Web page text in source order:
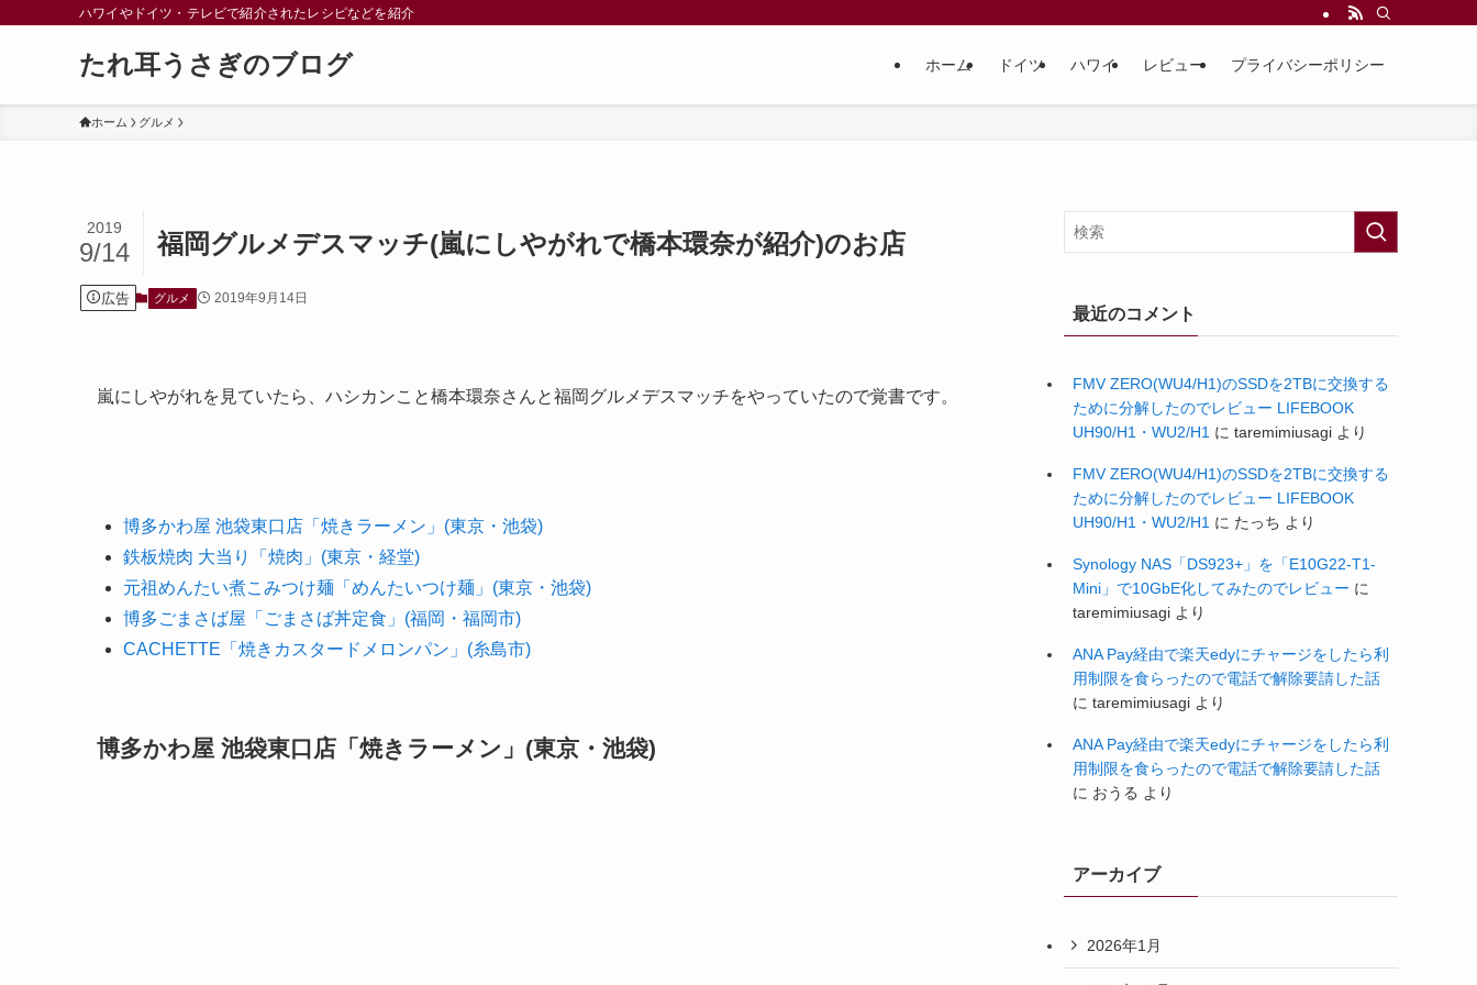
ハワイやドイツ・テレビで紹介されたレシピなどを紹介
たれ耳うさぎのブログ ホーム ドイツ ハワイ レビュー プライバシーポリシー
ホーム グルメ
福岡グルメデスマッチ(嵐にしやがれで橋本環奈が紹介)のお店
2019
9/14
広告 グルメ 2019年9月14日
嵐にしやがれを見ていたら、ハシカンこと橋本環奈さんと福岡グルメデスマッチをやっていたので覚書です。
博多かわ屋 池袋東口店「焼きラーメン」(東京・池袋)
鉄板焼肉 大当り「焼肉」(東京・経堂)
元祖めんたい煮こみつけ麺「めんたいつけ麺」(東京・池袋)
博多ごまさば屋「ごまさば丼定食」(福岡・福岡市)
CACHETTE「焼きカスタードメロンパン」(糸島市)
博多かわ屋 池袋東口店「焼きラーメン」(東京・池袋)
最近のコメント
FMV ZERO(WU4/H1)のSSDを2TBに交換する
ために分解したのでレビュー LIFEBOOK
UH90/H1・WU2/H1 に taremimiusagi より
FMV ZERO(WU4/H1)のSSDを2TBに交換する
ために分解したのでレビュー LIFEBOOK
UH90/H1・WU2/H1 に たっち より
Synology NAS「DS923+」を「E10G22-T1-
Mini」で10GbE化してみたのでレビュー に
taremimiusagi より
ANA Pay経由で楽天edyにチャージをしたら利
用制限を食らったので電話で解除要請した話
に taremimiusagi より
ANA Pay経由で楽天edyにチャージをしたら利
用制限を食らったので電話で解除要請した話
に おうる より
アーカイブ
2026年1月